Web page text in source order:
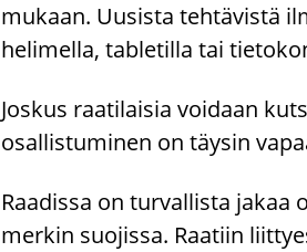
mu­kaan. Uusis­ta teh­tä­vis­tä
he­li­mel­la, table­til­la tai
Jos­kus raa­ti­lai­sia voi­daan
osal­lis­tu­mi­nen on täy­sin
Raa­dis­sa on tur­val­lis­ta
mer­kin suo­jis­sa. Raa­tiin